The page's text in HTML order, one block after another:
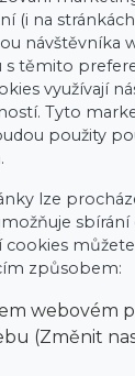
(i na
návštěvníka
s těmito
využívají
Tyto
použity
lze
cookies
způsobem:
webovém
(Změnit